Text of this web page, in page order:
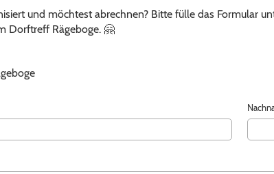
und möchtest abrechnen? Bitte fülle das Formular
Dorftreff Rägeboge. 🤗